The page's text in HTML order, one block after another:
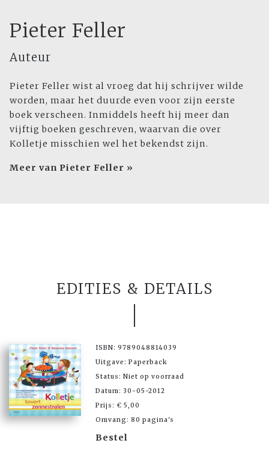
Pieter Feller
Auteur
Pieter Feller wist al vroeg dat hij schrijver wilde
worden, maar het duurde even voor zijn eerste
boek verscheen. Inmiddels heeft hij meer dan
vijftig boeken geschreven, waarvan die over
Kolletje misschien wel het bekendst zijn.
Meer van Pieter Feller »
EDITIES & DETAILS
ISBN: 9789048814039
Uitgave: Paperback
Status: Niet op voorraad
Datum: 30-05-2012
Prijs: € 5,00
Omvang: 80 pagina's
Bestel